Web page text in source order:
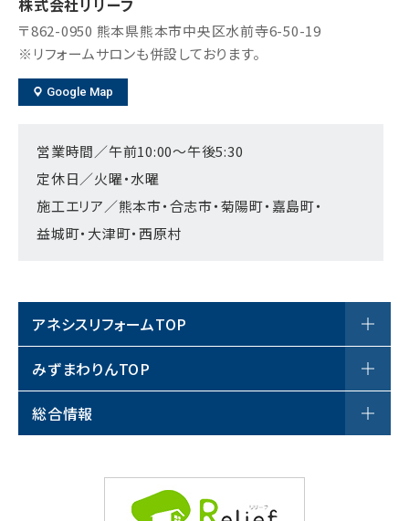
株式会社リリーフ
〒862-0950 熊本県熊本市中央区水前寺6-50-19
※リフォームサロンも併設しております。
Google Map
営業時間／午前10:00～午後5:30
定休日／火曜・水曜
施工エリア／熊本市・合志市・菊陽町・嘉島町・
益城町・大津町・西原村
アネシスリフォームTOP
アネシスリフォームについて
サロン案内
みずまわりんTOP
商品一覧
総合情報